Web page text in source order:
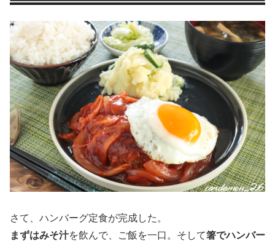
さて、ハンバーグ定食が完成した。
まずはみそ汁を飲んで、ご飯を一口。そして箸でハンバー